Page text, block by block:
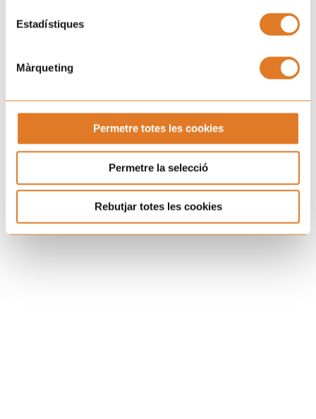
Estadístiques
Màrqueting
Permetre totes les cookies
Permetre la selecció
Rebutjar totes les cookies
Camiseta deportiva Afanoc
25,00€
Buff AFANOC (tubular)
7,00€